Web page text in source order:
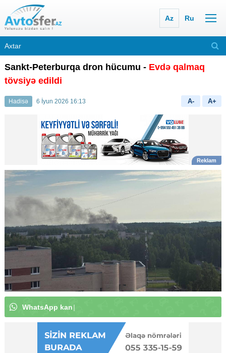
Az Ru
Sankt-Peterburqa dron hücumu - Evdə qalmaq
tövsiyə edildi
Hadisə 6 İyun 2026 16:13 A- A+
WhatsApp kana